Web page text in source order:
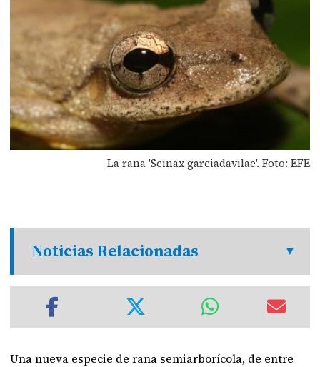
La rana 'Scinax garciadavilae'. Foto: EFE
Noticias Relacionadas
Una nueva especie de rana semiarborícola, de entre